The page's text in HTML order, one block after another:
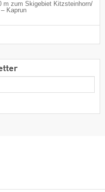
m zum Skigebiet Kitzsteinhorn/​
Kaprun